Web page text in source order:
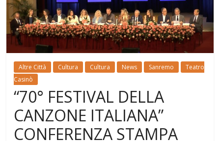
Altre Città Cultura Cultura News Sanremo
Teatro
Casinò
“70° FESTIVAL DELLA
CANZONE ITALIANA”
CONFERENZA STAMPA